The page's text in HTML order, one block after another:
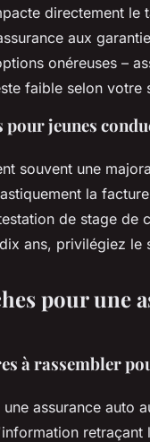
directement le
aux
onéreuses –
faible selon votre
jeunes
souvent une
la
de stage de
ans, privilégiez le
pour une
à rassembler
assurance auto
retraçant